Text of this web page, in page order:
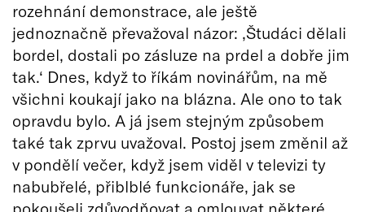
rozehnání demonstrace, ale ještě
jednoznačně převažoval názor: ‚Študáci dělali
bordel, dostali po zásluze na prdel a dobře jim
tak.‘ Dnes, když to říkám novinářům, na mě
všichni koukají jako na blázna. Ale ono to tak
opravdu bylo. A já jsem stejným způsobem
také tak zprvu uvažoval. Postoj jsem změnil až
v pondělí večer, když jsem viděl v televizi ty
nabubřelé, přiblblé funkcionáře, jak se